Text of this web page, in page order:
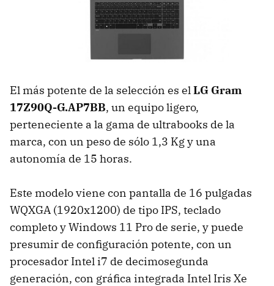
El más potente de la selección es elLG Gram
17Z90Q-G.AP7BB, un equipo ligero,
perteneciente a la gama de ultrabooks de la
marca, con un peso de sólo 1,3 Kg y una
autonomía de 15 horas.
Este modelo viene con pantalla de 16 pulgadas
WQXGA (1920x1200) de tipo IPS, teclado
completo y Windows 11 Pro de serie, y puede
presumir de configuración potente, con un
procesador Intel i7 de decimosegunda
generación, con gráfica integrada Intel Iris Xe